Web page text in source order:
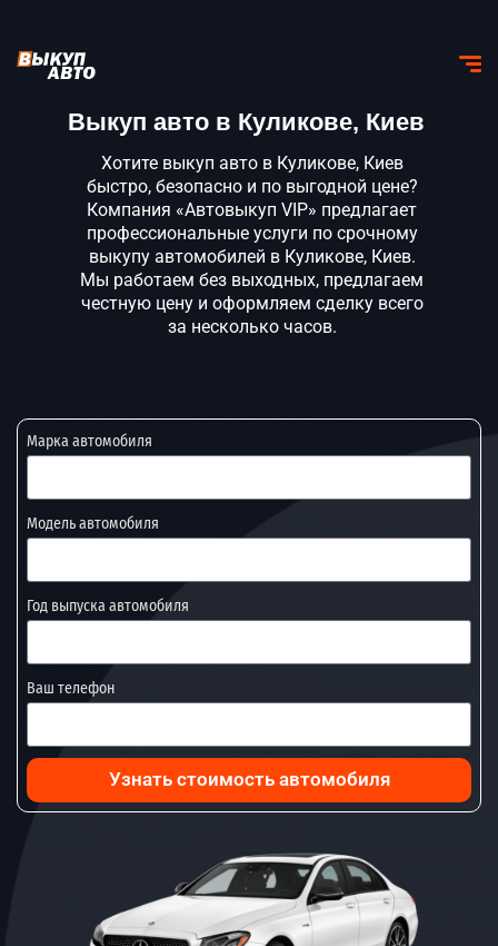
Выкуп авто в Куликове, Киев
Хотите выкуп авто в Куликове, Киев
быстро, безопасно и по выгодной цене?
Компания «Автовыкуп VIP» предлагает
профессиональные услуги по срочному
выкупу автомобилей в Куликове, Киев.
Мы работаем без выходных, предлагаем
честную цену и оформляем сделку всего
за несколько часов.
Марка автомобиля
Модель автомобиля
Год выпуска автомобиля
Ваш телефон
Узнать стоимость автомобиля